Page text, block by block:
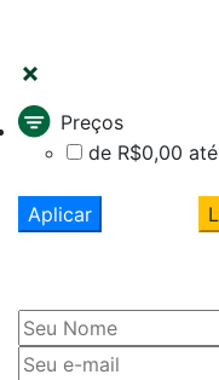
Preços
de R$0,00
Aplicar